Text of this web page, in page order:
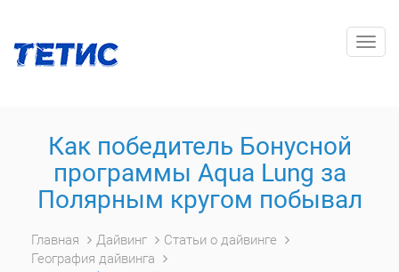
Как победитель Бонусной
программы Aqua Lung за
Полярным кругом побывал
Главная Дайвинг
Статьи о дайвинге
География дайвинга